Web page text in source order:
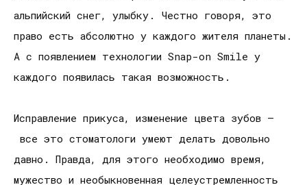
альпийский снег, улыбку. Честно говоря, это
право есть абсолютно у каждого жителя планеты.
А с появлением технологии Snap-on Smile у
каждого появилась такая возможность.
Исправление прикуса, изменение цвета зубов –
все это стоматологи умеют делать довольно
давно. Правда, для этого необходимо время,
мужество и необыкновенная целеустремленность